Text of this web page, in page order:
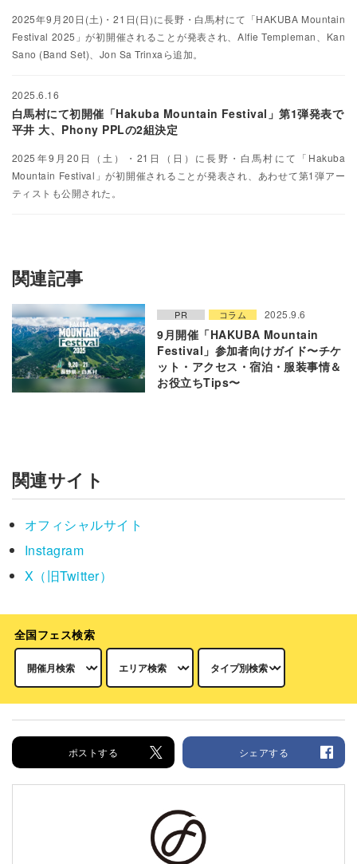
2025年9月20日(土)・21日(日)に長野・白馬村にて「HAKUBA Mountain
Festival 2025」が初開催されることが発表され、Alfie Templeman、Kan
Sano (Band Set)、Jon Sa Trinxaら追加。
2025.6.16
白馬村にて初開催「Hakuba Mountain Festival」第1弾発表で
平井 大、Phony PPLの2組決定
2025年9月20日（土）・21日（日）に長野・白馬村にて「Hakuba
Mountain Festival」が初開催されることが発表され、あわせて第1弾アー
ティストも公開された。
関連記事
PR コラム 2025.9.6
9月開催「HAKUBA Mountain
Festival」参加者向けガイド〜チケ
ット・アクセス・宿泊・服装事情＆
お役立ちTips〜
関連サイト
オフィシャルサイト
Instagram
X（旧Twitter）
全国フェス検索
ポストする シェアする